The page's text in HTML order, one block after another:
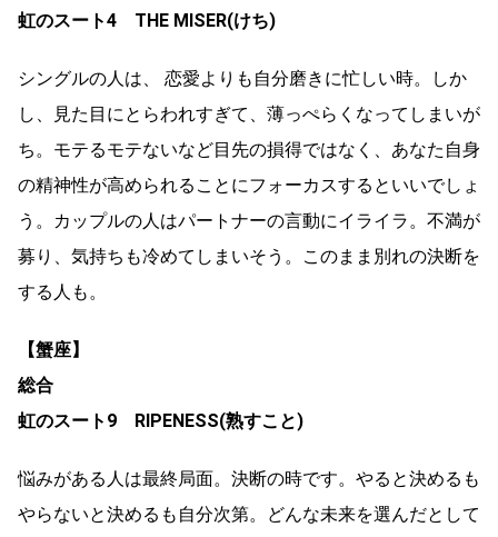
虹のスート4 THE MISER(けち)
シングルの人は、 恋愛よりも自分磨きに忙しい時。しか
し、見た目にとらわれすぎて、薄っぺらくなってしまいが
ち。モテるモテないなど目先の損得ではなく、あなた自身
の精神性が高められることにフォーカスするといいでしょ
う。カップルの人はパートナーの言動にイライラ。不満が
募り、気持ちも冷めてしまいそう。このまま別れの決断を
する人も。
【蟹座】
総合
虹のスート9 RIPENESS(熟すこと)
悩みがある人は最終局面。決断の時です。やると決めるも
やらないと決めるも自分次第。どんな未来を選んだとして